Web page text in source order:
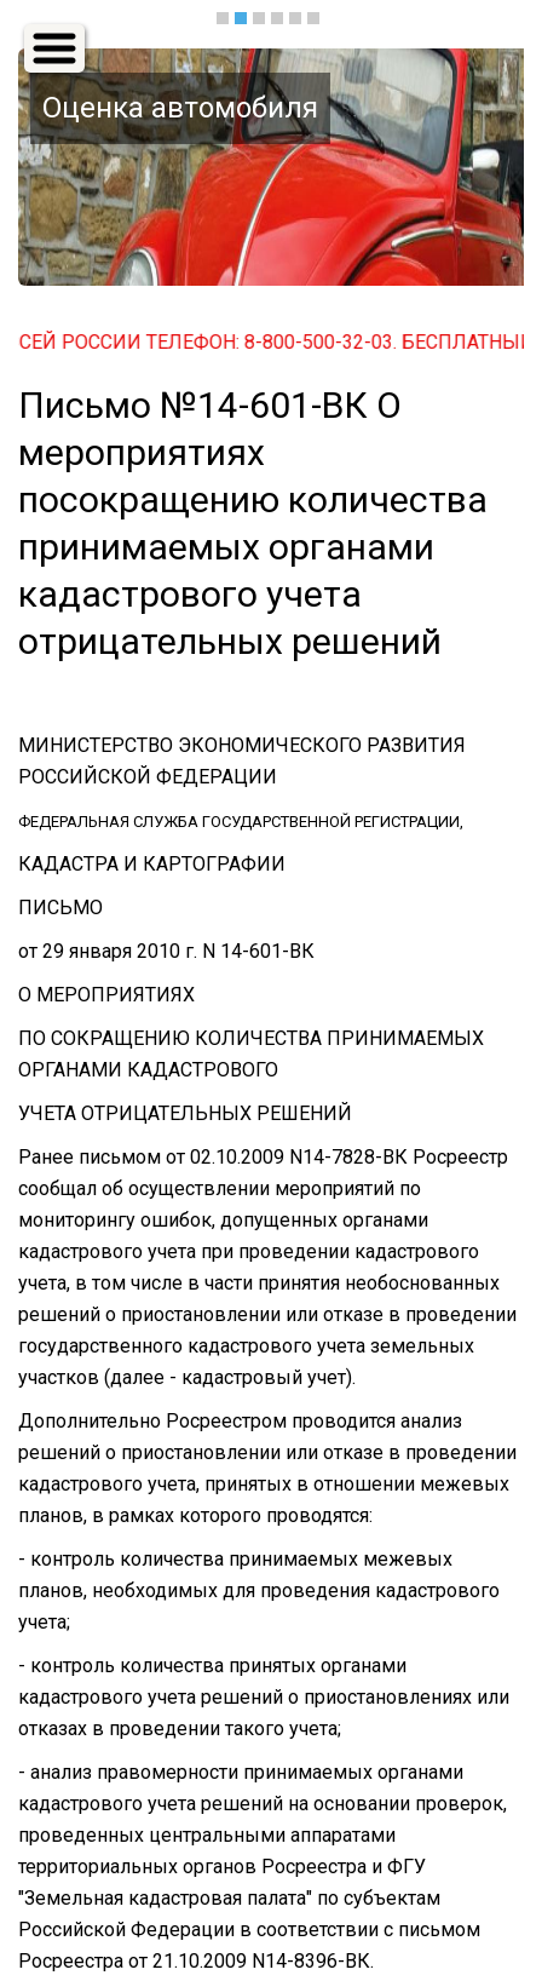
Основная
навигация
Оценка автомобиля
ТЕЛЕФОН: 8-800-500-32-03. БЕСПЛАТНЫЙ ПО
Письмо №14-601-ВК О
мероприятиях
посокращению количества
принимаемых органами
кадастрового учета
отрицательных решений
МИНИСТЕРСТВО ЭКОНОМИЧЕСКОГО РАЗВИТИЯ
РОССИЙСКОЙ ФЕДЕРАЦИИ
ФЕДЕРАЛЬНАЯ СЛУЖБА ГОСУДАРСТВЕННОЙ РЕГИСТРАЦИИ,
КАДАСТРА И КАРТОГРАФИИ
ПИСЬМО
от 29 января 2010 г. N 14-601-ВК
О МЕРОПРИЯТИЯХ
ПО СОКРАЩЕНИЮ КОЛИЧЕСТВА ПРИНИМАЕМЫХ
ОРГАНАМИ КАДАСТРОВОГО
УЧЕТА ОТРИЦАТЕЛЬНЫХ РЕШЕНИЙ
Ранее письмом от 02.10.2009 N14-7828-ВК Росреестр
сообщал об осуществлении мероприятий по
мониторингу ошибок, допущенных органами
кадастрового учета при проведении кадастрового
учета, в том числе в части принятия необоснованных
решений о приостановлении или отказе в проведении
государственного кадастрового учета земельных
участков (далее - кадастровый учет).
Дополнительно Росреестром проводится анализ
решений о приостановлении или отказе в проведении
кадастрового учета, принятых в отношении межевых
планов, в рамках которого проводятся:
- контроль количества принимаемых межевых
планов, необходимых для проведения кадастрового
учета;
- контроль количества принятых органами
кадастрового учета решений о приостановлениях или
отказах в проведении такого учета;
- анализ правомерности принимаемых органами
кадастрового учета решений на основании проверок,
проведенных центральными аппаратами
территориальных органов Росреестра и ФГУ
"Земельная кадастровая палата" по субъектам
Российской Федерации в соответствии с письмом
Росреестра от 21.10.2009 N14-8396-ВК.